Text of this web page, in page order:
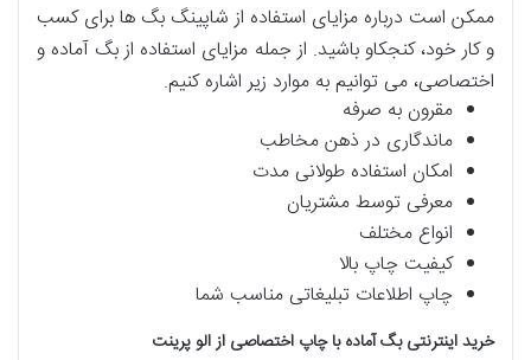
ممکن است درباره مزایای استفاده از شاپینگ بگ ها برای کسب
و کار خود، کنجکاو باشید. از جمله مزایای استفاده از بگ آماده و
اختصاصی، می توانیم به موارد زیر اشاره کنیم.
مقرون به صرفه
ماندگاری در ذهن مخاطب
امکان استفاده طولانی مدت
معرفی توسط مشتریان
انواع مختلف
کیفیت چاپ بالا
چاپ اطلاعات تبلیغاتی مناسب شما
خرید اینترنتی بگ آماده با چاپ اختصاصی از الو پرینت